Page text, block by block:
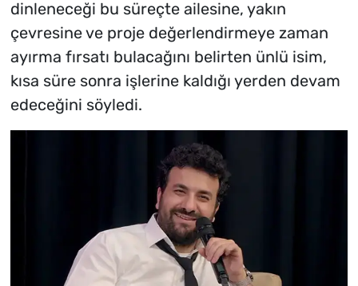
dinleneceği bu süreçte ailesine, yakın
çevresine ve proje değerlendirmeye zaman
ayırma fırsatı bulacağını belirten ünlü isim,
kısa süre sonra işlerine kaldığı yerden devam
edeceğini söyledi.